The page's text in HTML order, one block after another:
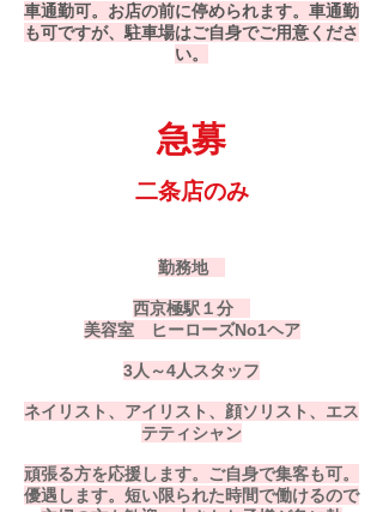
車通勤可。お店の前に停められます。車通勤
も可ですが、駐車場はご自身でご用意くださ
い。​
急募
二条店のみ
勤務地
西京極駅１分
美容室 ヒーローズNo1ヘア
3人～4人スタッフ
ネイリスト、アイリスト、顔ソリスト、エス
テティシャン
頑張る方を応援します。ご自身で集客も可。
優遇します。短い限られた時間で働けるので